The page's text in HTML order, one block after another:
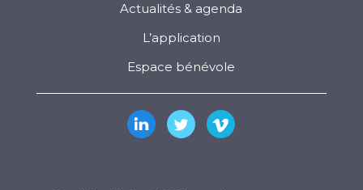
Actualités & agenda
L’application
Espace bénévole